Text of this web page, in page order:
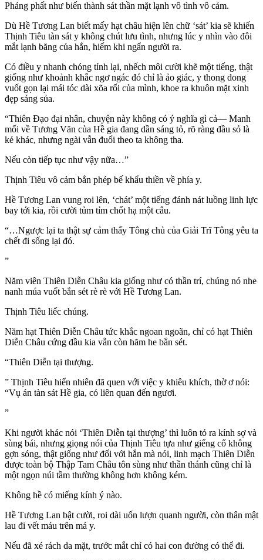
Phảng phất như biến thành sát thần mặt lạnh vô tình vô cảm.
Dù Hề Tương Lan biết mấy hạt châu hiện lên chữ ‘sát’ kia sẽ khiến
Thịnh Tiêu tàn sát y không chút lưu tình, nhưng lúc y nhìn vào đôi
mắt lạnh băng của hắn, hiếm khi ngẩn người ra.
Có điều y nhanh chóng tỉnh lại, nhếch môi cười khẽ một tiếng, thật
giống như khoảnh khắc ngơ ngác đó chỉ là ảo giác, y thong dong
vuốt gọn lại mái tóc dài xõa rối của mình, khoe ra khuôn mặt xinh
đẹp sáng sủa.
“Thiên Đạo đại nhân, chuyện này không có ý nghĩa gì cả— Manh
mối về Tương Văn của Hề gia đang dần sáng tỏ, rõ ràng đầu sỏ là
kẻ khác, nhưng ngài vẫn đuổi theo ta không tha.
Nếu còn tiếp tục như vậy nữa…”
Thịnh Tiêu vô cảm bắn phép bế khẩu thiền về phía y.
Hề Tương Lan vung roi lên, ‘chát’ một tiếng đánh nát luồng linh lực
bay tới kia, rồi cười tủm tỉm chốt hạ một câu.
“…Ngược lại ta thật sự cảm thấy Tông chủ của Giải Trĩ Tông yêu ta
chết đi sống lại đó.
”
Năm viên Thiên Diễn Châu kia giống như có thần trí, chúng nó nhe
nanh múa vuốt bắn sét rè rè với Hề Tương Lan.
Thịnh Tiêu liếc chúng.
Năm hạt Thiên Diễn Châu tức khắc ngoan ngoãn, chỉ có hạt Thiên
Diễn Châu cứng đầu kia vẫn còn hăm he bắn sét.
“Thiên Diễn tại thượng.
” Thịnh Tiêu hiển nhiên đã quen với việc y khiêu khích, thờ ơ nói:
“Vụ án tàn sát Hề gia, có liên quan đến ngươi.
”
Khi người khác nói ‘Thiên Diễn tại thượng’ thì luôn tỏ ra kính sợ và
sùng bái, nhưng giọng nói của Thịnh Tiêu tựa như giếng cổ không
gợn sóng, thật giống như đối với hắn mà nói, linh mạch Thiên Diễn
được toàn bộ Thập Tam Châu tôn sùng như thần thánh cũng chỉ là
một ngọn núi tầm thường không hơn không kém.
Không hề có miếng kính ý nào.
Hề Tương Lan bật cười, roi dài uốn lượn quanh người, còn thân mật
lau đi vết máu trên má y.
Nếu đã xé rách da mặt, trước mắt chỉ có hai con đường có thể đi.